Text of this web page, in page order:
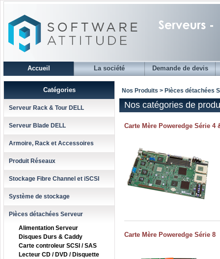
Accueil La société Demande de devis
Catégories
Serveur Rack & Tour DELL
Serveur Blade DELL
Armoire, Rack et Accessoires
Produit Réseaux
Stockage Fibre Channel et iSCSI
Système de stockage
Pièces détachées Serveur
Alimentation Serveur
Disques Durs & Caddy
Carte controleur SCSI / SAS
Lecteur CD / DVD / Disquette
Nos Produits > Pièces détachées
Nos catégories de
Carte Mère Poweredge Série 4
Carte Mère Poweredge Série 8